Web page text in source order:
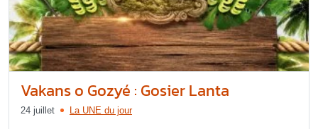
Vakans o Gozyé : Gosier Lanta
24 juillet La UNE du jour